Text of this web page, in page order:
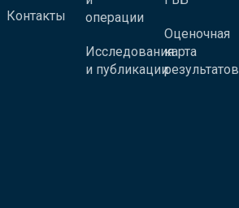
Контакты
операции
Исследования
и публикации
Оценочная
карта
результатов